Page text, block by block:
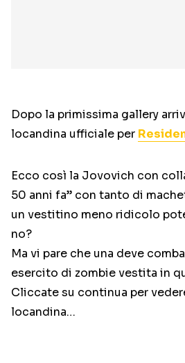
Dopo la primissima gallery
locandina ufficiale per
Ecco così la Jovovich con
50 anni fa” con tanto di
un vestitino meno ridicolo
no?
Ma vi pare che una deve
esercito di zombie vestita in
Cliccate su continua per
locandina…